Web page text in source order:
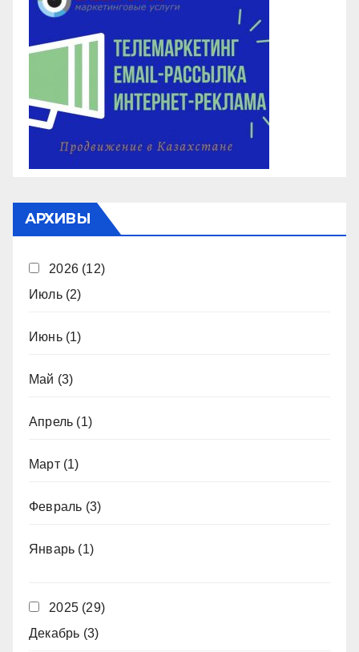
АРХИВЫ
2026 (12)
Июль(2)
Июнь(1)
Май (3)
Апрель (1)
Март(1)
Февраль (3)
Январь (1)
2025 (29)
Декабрь (3)